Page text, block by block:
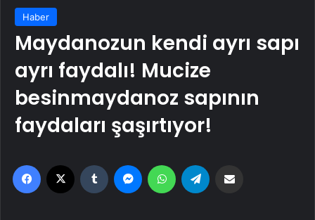
Haber
Maydanozun kendi ayrı sapı
ayrı faydalı! Mucize
besinmaydanoz sapının
faydaları şaşırtıyor!
Facebook Tumblr MessengerWhatsApp